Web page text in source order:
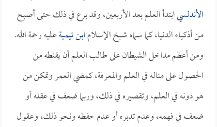
الأندلسيابتدأ العلم بعد الأربعين، وقد برع في ذلك حتى أصبح
من أذكياء الدنيا، كما سماه شيخ الإسلامابن تيميةعليه رحمة الله.
ومن أعظم مداخل الشيطان على طالب العلم أن يقنطه من
الحصول على مناله في العلم والمعرفة، كمضي العمر وتمكن من
هو دونه في العلم، وتقصيره في ذلك، وربما ضعف في عقله أو
ضعف في فهمه، وعدم تدبره أو عدم حفظه ونحو ذلك، وعقول